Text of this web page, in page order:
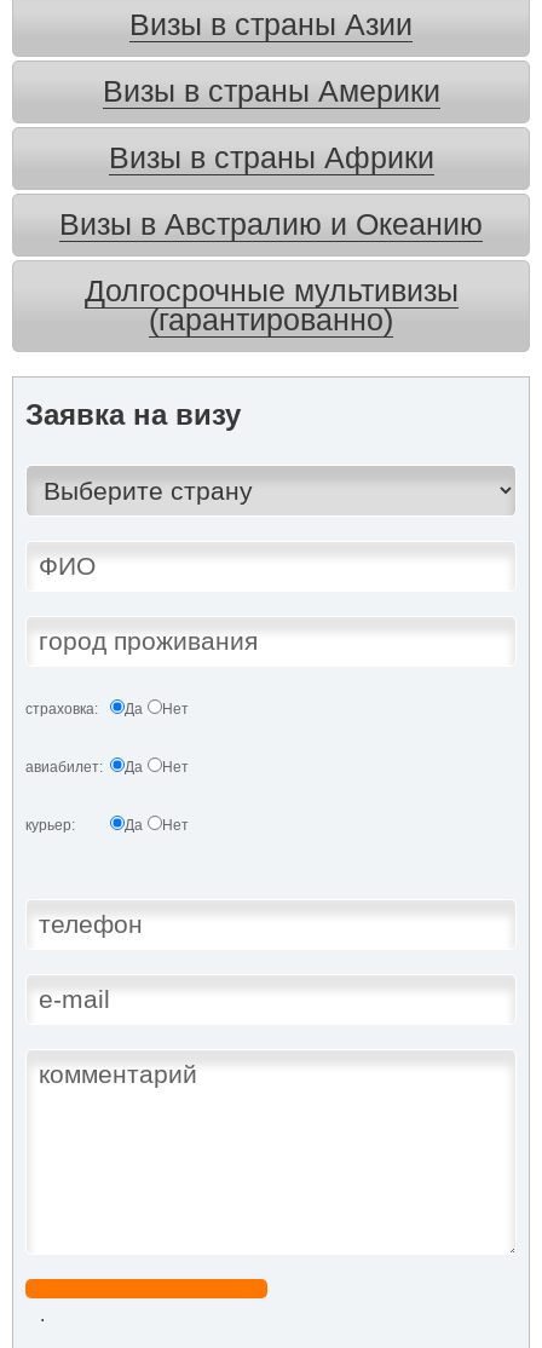
Визы в страны Азии
Визы в страны Америки
Визы в страны Африки
Визы в Австралию и Океанию
Долгосрочные мультивизы
(гарантированно)
Заявка на визу
страховка: Да Нет
авиабилет: Да Нет
курьер: Да Нет
.